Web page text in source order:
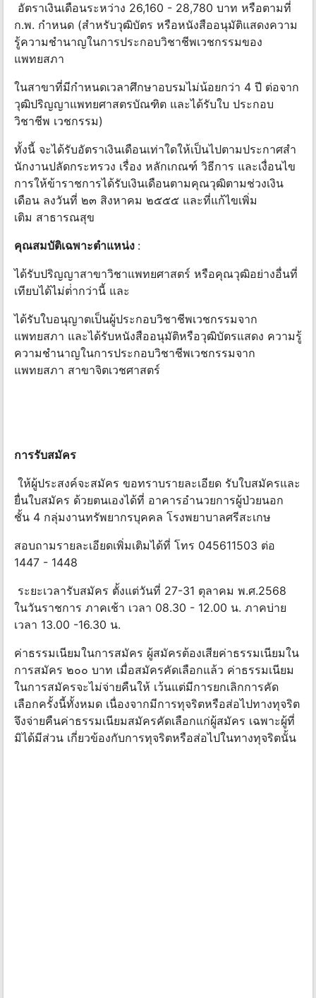
อัตราเงินเดือนระหว่าง 26,160 - 28,780 บาท หรือตามที่
ก.พ. กําหนด (สําหรับวุฒิบัตร หรือหนังสืออนุมัติแสดงความ
รู้ความชํานาญในการประกอบวิชาชีพเวชกรรมของ
แพทยสภา
ในสาขาที่มีกําหนดเวลาศึกษาอบรมไม่น้อยกว่า 4 ปี ต่อจาก
วุฒิปริญญาแพทยศาสตรบัณฑิต และได้รับใบ ประกอบ
วิชาชีพ เวชกรรม)
ทั้งนี้ จะได้รับอัตราเงินเดือนเท่าใดให้เป็นไปตามประกาศสํา
นักงานปลัดกระทรวง เรื่อง หลักเกณฑ์ วิธีการ และเงื่อนไข
การให้ข้าราชการได้รับเงินเดือนตามคุณวุฒิตามช่วงเงิน
เดือน ลงวันที่ ๒๓ สิงหาคม ๒๕๕๕ และที่แก้ไขเพิ่ม
เติม สาธารณสุข
คุณสมบัติเฉพาะตำแหน่ง :
ได้รับปริญญาสาขาวิชาแพทยศาสตร์ หรือคุณวุฒิอย่างอื่นที่
เทียบได้ไม่ต่ํากว่านี้ และ
ได้รับใบอนุญาตเป็นผู้ประกอบวิชาชีพเวชกรรมจาก
แพทยสภา และได้รับหนังสืออนุมัติหรือวุฒิบัตรแสดง ความรู้
ความชํานาญในการประกอบวิชาชีพเวชกรรมจาก
แพทยสภา สาขาจิตเวชศาสตร์
การรับสมัคร
ให้ผู้ประสงค์จะสมัคร ขอทราบรายละเอียด รับใบสมัครและ
ยื่นใบสมัคร ด้วยตนเองได้ที่ อาคารอํานวยการผู้ป่วยนอก
ชั้น 4 กลุ่มงานทรัพยากรบุคคล โรงพยาบาลศรีสะเกษ
สอบถามรายละเอียดเพิ่มเติมได้ที่ โทร 045611503 ต่อ
1447 - 1448
ระยะเวลารับสมัคร ตั้งแต่วันที่ 27-31 ตุลาคม พ.ศ.2568
ในวันราชการ ภาคเช้า เวลา 08.30 - 12.00 น. ภาคบ่าย
เวลา 13.00 -16.30 น.
ค่าธรรมเนียมในการสมัคร ผู้สมัครต้องเสียค่าธรรมเนียมใน
การสมัคร ๒๐๐ บาท เมื่อสมัครคัดเลือกแล้ว ค่าธรรมเนียม
ในการสมัครจะไม่จ่ายคืนให้ เว้นแต่มีการยกเลิกการคัด
เลือกครั้งนี้ทั้งหมด เนื่องจากมีการทุจริตหรือส่อไปทางทุจริต
จึงจ่ายคืนค่าธรรมเนียมสมัครคัดเลือกแก่ผู้สมัคร เฉพาะผู้ที่
มิได้มีส่วน เกี่ยวข้องกับการทุจริตหรือส่อไปในทางทุจริตนั้น